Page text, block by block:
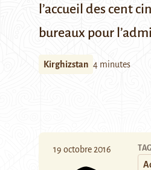
l’accueil des cent
bureaux pour
Kirghizstan 4 minutes
19 octobre 2016